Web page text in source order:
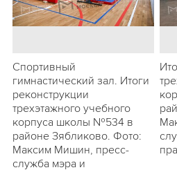
Спортивный
гимнастический зал. Итоги
реконструкции
трехэтажного учебного
корпуса школы №534 в
районе Зябликово. Фото:
Максим Мишин, пресс-
служба мэра и